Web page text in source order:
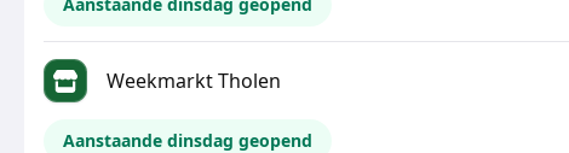
Weekmarkt Tholen
Aanstaande dinsdag geopend